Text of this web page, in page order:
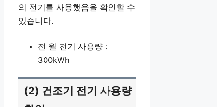
의 전기를 사용했음을 확인할 수
있습니다.
전 월 전기 사용량 :
300kWh
(2) 건조기 전기 사용량